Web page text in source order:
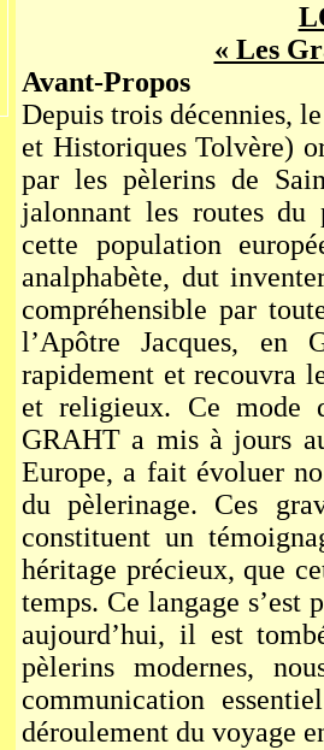
« Les
Avant-Propos
Depuis trois décennies,
et Historiques Tolvère)
par les pèlerins de
jalonnant les routes du
cette population
analphabète, dut
compréhensible par
l’Apôtre Jacques, en
rapidement et recouvra
et religieux. Ce mode
GRAHT a mis à jours
Europe, a fait évoluer
du pèlerinage. Ces
constituent un
héritage précieux, que
temps. Ce langage s’est
aujourd’hui, il est
pèlerins modernes,
communication
déroulement du voyage